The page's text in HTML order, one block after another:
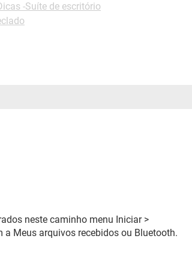
-Suíte de escritório
neste caminho menu Iniciar >
a Meus arquivos recebidos ou Bluetooth.